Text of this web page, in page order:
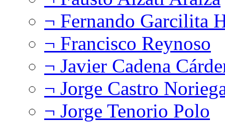
¬ Fernando Garcilita
¬ Francisco Reynoso
¬ Javier Cadena
¬ Jorge Castro
¬ Jorge Tenorio Polo